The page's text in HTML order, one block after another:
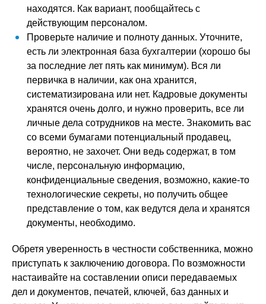
находятся. Как вариант, пообщайтесь с
действующим персоналом.
Проверьте наличие и полноту данных. Уточните,
есть ли электронная база бухгалтерии (хорошо бы
за последние лет пять как минимум). Вся ли
первичка в наличии, как она хранится,
систематизирована или нет. Кадровые документы
хранятся очень долго, и нужно проверить, все ли
личные дела сотрудников на месте. Знакомить вас
со всеми бумагами потенциальный продавец,
вероятно, не захочет. Они ведь содержат, в том
числе, персональную информацию,
конфиденциальные сведения, возможно, какие-то
технологические секреты, но получить общее
представление о том, как ведутся дела и хранятся
документы, необходимо.
Обретя уверенность в честности собственника, можно
приступать к заключению договора. По возможности
настаивайте на составлении описи передаваемых
дел и документов, печатей, ключей, баз данных и